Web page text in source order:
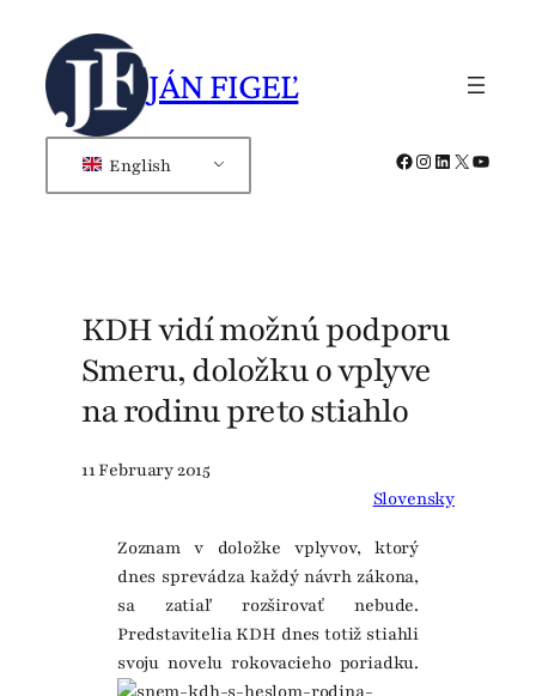
content
JÁN FIGEĽ
English Facebook
Instagram
LinkedIn
X
KDH vidí možnú podporu
Smeru, doložku o vplyve
na rodinu preto stiahlo
11 February 2015
Slovensky
Zoznam v doložke vplyvov, ktorý
dnes sprevádza každý návrh zákona,
sa zatiaľ rozširovať nebude.
Predstavitelia KDH dnes totiž stiahli
svoju novelu rokovacieho poriadku.